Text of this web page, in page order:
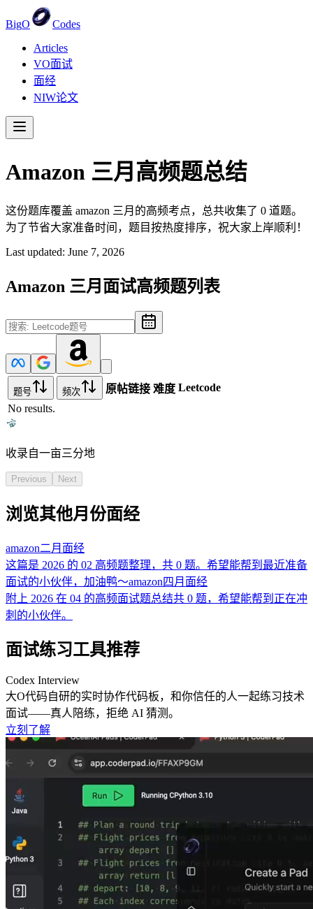
BigO
Codes
Articles
VO面试
面经
NIW论文
Amazon 三月 高频题总结
这份题库覆盖 amazon 三月的高频考点，总共收集了 0 道题。
为了节省大家准备时间，题目按热度排序，祝大家上岸顺利！
Last updated: June 7, 2026
Amazon 三月 面试高频题列表
题号 频次 原帖链接 难度 Leetcode
No results.
收录自一亩三分地
Previous Next
浏览其他月份面经
amazon二月 面经
这篇是 2026 的 02 高频题整理，共 0 题。希望能帮到最近准备
面试的小伙伴，加油鸭～amazon四月 面经
附上 2026 在 04 的高频面试题总结共 0 题，希望能帮到正在冲
刺的小伙伴。
面试练习工具推荐
Codex Interview
大O代码自研的实时协作代码板，和你信任的人一起练习技术
面试——真人陪练，拒绝 AI 猜测。
立刻了解